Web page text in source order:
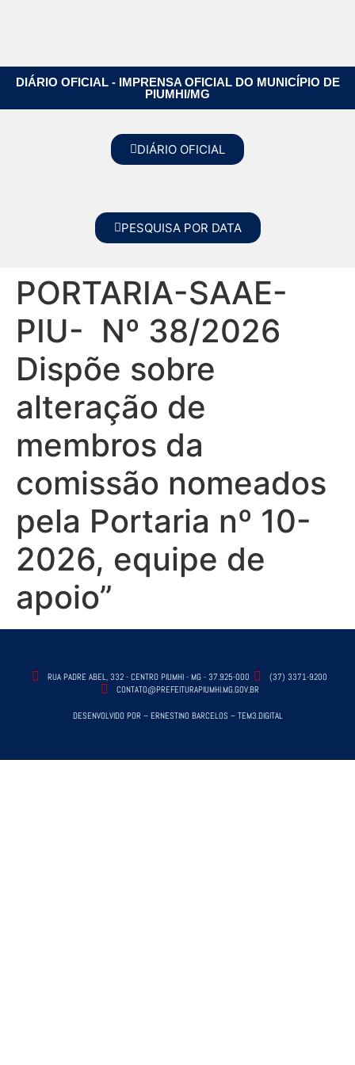
DIÁRIO OFICIAL - IMPRENSA OFICIAL DO MUNICÍPIO DE
PIUMHI/MG
DIÁRIO OFICIAL
PESQUISA POR DATA
PORTARIA-SAAE-
PIU- Nº 38/2026
Dispõe sobre
alteração de
membros da
comissão nomeados
pela Portaria nº 10-
2026, equipe de
apoio”
RUA PADRE ABEL, 332 - CENTRO PIUMHI - MG - 37.925-000
(37) 3371-9200
CONTATO@PREFEITURAPIUMHI.MG.GOV.BR
DESENVOLVIDO POR – ERNESTINO BARCELOS – TEM3.DIGITAL